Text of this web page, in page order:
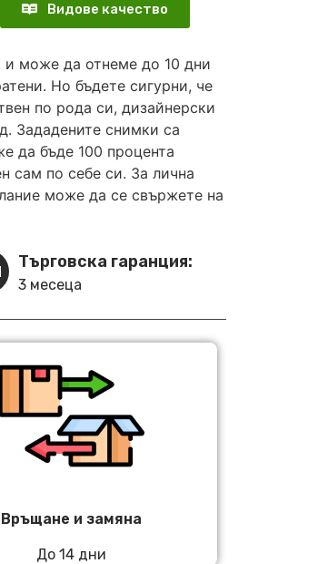
Видове качество
и може да отнеме до 10 дни
Но бъдете сигурни, че
по рода си, дизайнерски
Зададените снимки са
да бъде 100 процента
сам по себе си. За лична
може да се свържете на
Търговска гаранция:
3 месеца
Връщане и замяна
До 14 дни